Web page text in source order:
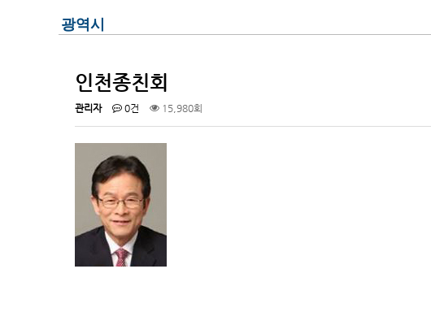
광역시
인천종친회
관리자 0건 15,980회